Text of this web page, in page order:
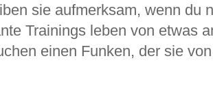
sie aufmerksam, wenn du
Trainings leben von etwas
einen Funken, der sie